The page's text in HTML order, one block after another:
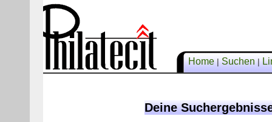
Home|Suchen|
Deine